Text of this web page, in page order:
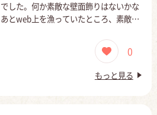
でした。何か素敵な壁面飾りはないかな
あとweb上を漁っていたところ、素敵…
0
もっと見る